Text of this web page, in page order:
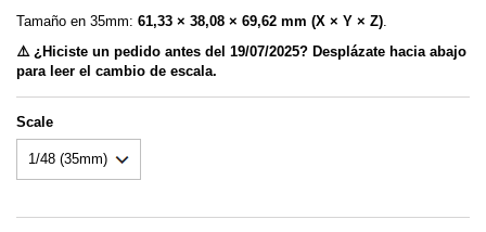
Tamaño en 35mm: 61,33 × 38,08 × 69,62 mm (X × Y × Z).
⚠️ ¿Hiciste un pedido antes del 19/07/2025? Desplázate hacia abajo
para leer el cambio de escala.
Scale